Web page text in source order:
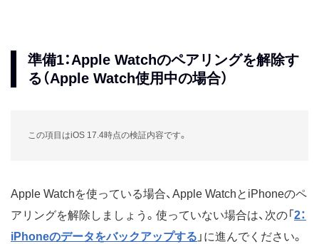
準備1：Apple Watchのペアリングを解除す
る（Apple Watch使用中の場合）
この項目はiOS 17.4時点の検証内容です。
Apple Watchを使っている場合、Apple WatchとiPhoneのペ
アリングを解除しましょう。使っていない場合は、次の「 2：
iPhoneのデータをバックアップする 」に進んでください。